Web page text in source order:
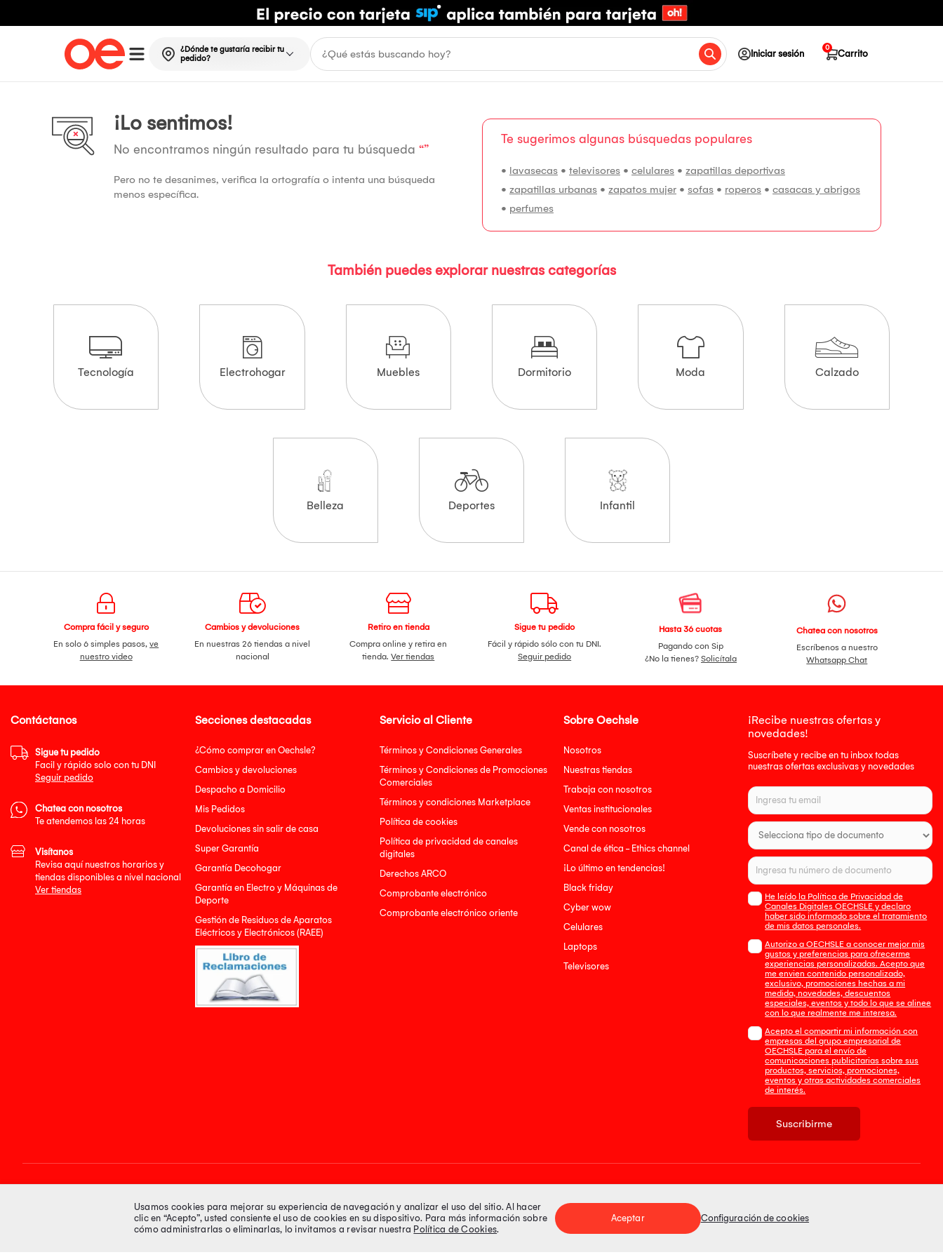
¿Dónde te gustaría recibir tu
pedido?
Iniciar sesión Carrito
0
¡Lo sentimos!
No encontramos ningún resultado para tu búsqueda “”
Pero no te desanimes, verifica la ortografía o intenta una búsqueda
menos específica.
Te sugerimos algunas búsquedas populares
• lavasecas • televisores • celulares • zapatillas deportivas
• zapatillas urbanas • zapatos mujer • sofas • roperos • casacas y abrigos
• perfumes
También puedes explorar nuestras categorías
Tecnología Electrohogar Muebles Dormitorio Moda Calzado
Belleza Deportes Infantil
Compra fácil y seguro
En solo 6 simples pasos,ve
nuestro video
Cambios y devoluciones
En nuestras 26 tiendas a nivel
nacional
Retiro en tienda
Compra online y retira en
tienda.Ver tiendas
Sigue tu pedido
Fácil y rápido sólo con tu DNI.
Seguir pedido
Hasta 36 cuotas
Pagando con Sip
¿No la tienes? Solicítala
Chatea con nosotros
Escríbenos a nuestro
Whatsapp Chat
Secciones destacadas
¿Cómo comprar en Oechsle?
Cambios y devoluciones
Despacho a Domicilio
Mis Pedidos
Devoluciones sin salir de casa
Super Garantía
Garantía Decohogar
Garantía en Electro y Máquinas de
Deporte
Gestión de Residuos de Aparatos
Eléctricos y Electrónicos (RAEE)
Servicio al Cliente
Términos y Condiciones Generales
Términos y Condiciones de Promociones
Comerciales
Términos y condiciones Marketplace
Política de cookies
Política de privacidad de canales
digitales
Derechos ARCO
Comprobante electrónico
Comprobante electrónico oriente
Sobre Oechsle
Nosotros
Nuestras tiendas
Trabaja con nosotros
Ventas institucionales
Vende con nosotros
Canal de ética - Ethics channel
¡Lo último en tendencias!
Black friday
Cyber wow
Celulares
Laptops
Televisores
¡Recibe nuestras ofertas y
novedades!
Suscríbete y recibe en tu inbox todas
nuestras ofertas exclusivas y novedades
He leído la Política de Privacidad de
Canales Digitales OECHSLE y declaro
haber sido informado sobre el tratamiento
de mis datos personales.
Autorizo a OECHSLE a conocer mejor mis
gustos y preferencias para ofrecerme
experiencias personalizadas. Acepto que
me envien contenido personalizado,
exclusivo, promociones hechas a mi
medida, novedades, descuentos
especiales, eventos y todo lo que se alinee
con lo que realmente me interesa.
Acepto el compartir mi información con
empresas del grupo empresarial de
OECHSLE para el envío de
comunicaciones publicitarias sobre sus
productos, servicios, promociones,
eventos y otras actividades comerciales
de interés.
Suscribirme
Contáctanos
Sigue tu pedido
Facil y rápido solo con tu DNI
Seguir pedido
Chatea con nosotros
Te atendemos las 24 horas
Visítanos
Revisa aquí nuestros horarios y
tiendas disponibles a nivel nacional
Ver tiendas
Síguenos en Medios de pago Tienda 100% Segura
Usamos cookies para mejorar su experiencia de navegación y analizar el uso del sitio. Al hacer
clic en “Acepto”, usted consiente el uso de cookies en su dispositivo. Para más información sobre
cómo administrarlas o eliminarlas, lo invitamos a revisar nuestra Política de Cookies.
Aceptar Configuración de cookies